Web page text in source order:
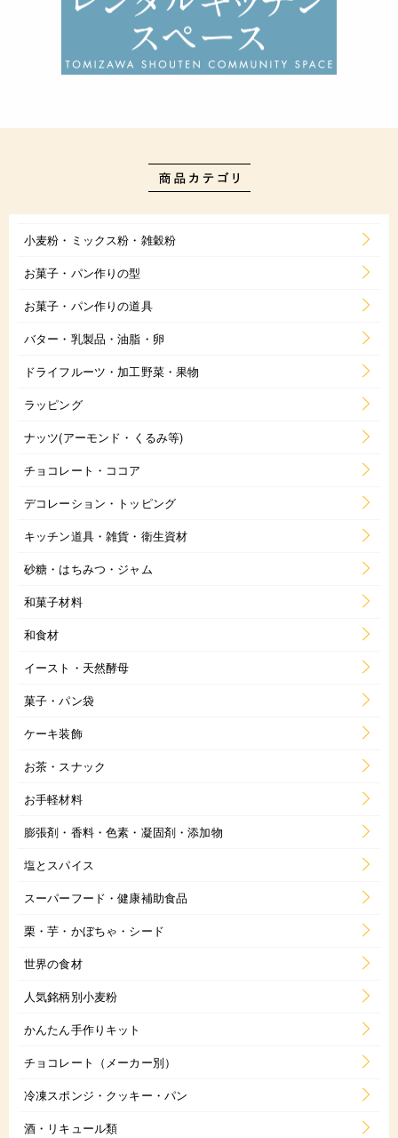
小麦粉・ミックス粉・雑穀粉
お菓子・パン作りの型
お菓子・パン作りの道具
バター・乳製品・油脂・卵
ドライフルーツ・加工野菜・果物
ラッピング
ナッツ(アーモンド・くるみ等)
チョコレート・ココア
デコレーション・トッピング
キッチン道具・雑貨・衛生資材
砂糖・はちみつ・ジャム
和菓子材料
和食材
イースト・天然酵母
菓子・パン袋
ケーキ装飾
お茶・スナック
お手軽材料
膨張剤・香料・色素・凝固剤・添加物
塩とスパイス
スーパーフード・健康補助食品
栗・芋・かぼちゃ・シード
世界の食材
人気銘柄別小麦粉
かんたん手作りキット
チョコレート（メーカー別）
冷凍スポンジ・クッキー・パン
酒・リキュール類